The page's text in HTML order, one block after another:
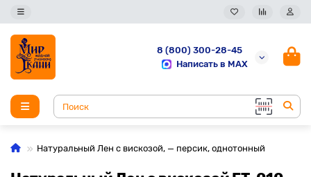
8 (800) 300-28-45
Написать в MAX
Натуральный Лен с вискозой, — персик, однотонный